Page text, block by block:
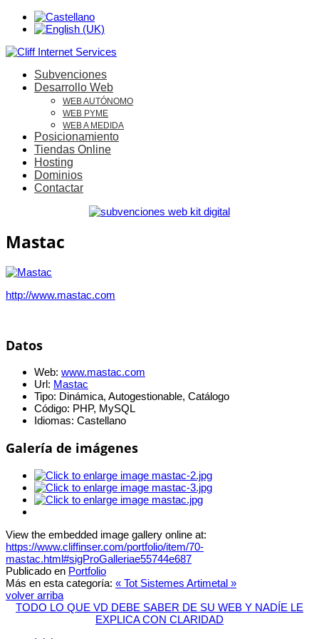
Subvenciones
Desarrollo Web
WEB AUTÓNOMO
WEB PYME
WEB A MEDIDA
Posicionamiento
Tiendas Online
Hosting
Dominios
Contactar
Mastac
http://www.mastac.com
Datos
Web: www.mastac.com
Url: Mastac
Tipo: Dinámica, Autogestionable, Catálogo
Código: PHP, MySQL
Idiomas: Castellano
Galería de imágenes
View the embedded image gallery online at:
https://www.cliffinser.com/portfolio/item/70-
mastac.html#sigProGalleriae55744e687
Publicado en Portfolio
Más en esta categoría: « Tot Sistemes Artimetal »
volver arriba
TODO LO QUE VD DEBE SABER DE SU WEB Y NADÍE LE
EXPLICA CON CLARIDAD